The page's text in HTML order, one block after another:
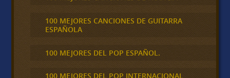
100 MEJORES CANCIONES DE GUITARRA
ESPAÑOLA
100 MEJORES DEL POP ESPAÑOL.
100 MEJORES DEL POP INTERNACIONAL